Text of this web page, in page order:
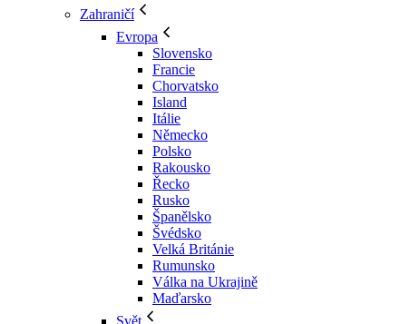
Zahraničí
Evropa
Slovensko
Francie
Chorvatsko
Island
Itálie
Německo
Polsko
Rakousko
Řecko
Rusko
Španělsko
Švédsko
Velká Británie
Rumunsko
Válka na Ukrajině
Maďarsko
Svět